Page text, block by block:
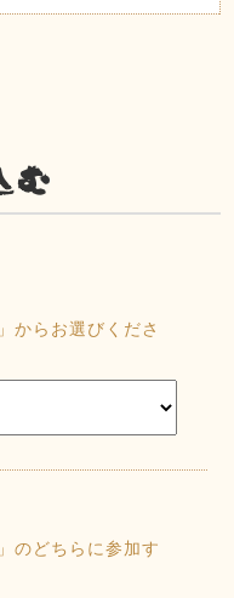
む
からお選びくださ
のどちらに参加す